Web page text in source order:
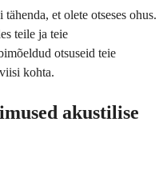
et olete otseses ohus.
teile ja teie
otsuseid teie
kohta.
akustilise